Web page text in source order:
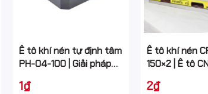
thép tương đương, sau xử lý nhiệt, có độ bền và
hoặc PLC, DPV-5-150 có thể dễ dàng tích hợp vào
Ê tô khí nén tự định tâm
PH-04-100 | Giải pháp
1₫
Ê tô khí nén
150×2 | Ê tô
2₫